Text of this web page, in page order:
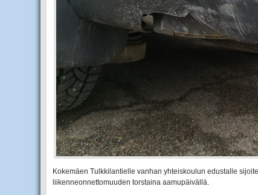
Kokemäen Tulkkilantielle vanhan yhteiskoulun edustalle
liikenneonnettomuuden torstaina aamupäivällä.